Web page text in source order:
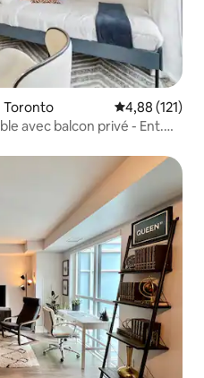
Toronto Évaluation
4,88 (121)
avec balcon privé - Ent.